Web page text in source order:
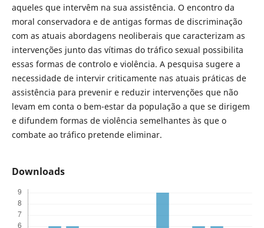
aqueles que intervêm na sua assistência. O encontro da
moral conservadora e de antigas formas de discriminação
com as atuais abordagens neoliberais que caracterizam as
intervenções junto das vítimas do tráfico sexual possibilita
essas formas de controlo e violência. A pesquisa sugere a
necessidade de intervir criticamente nas atuais práticas de
assistência para prevenir e reduzir intervenções que não
levam em conta o bem-estar da população a que se dirigem
e difundem formas de violência semelhantes às que o
combate ao tráfico pretende eliminar.
Downloads